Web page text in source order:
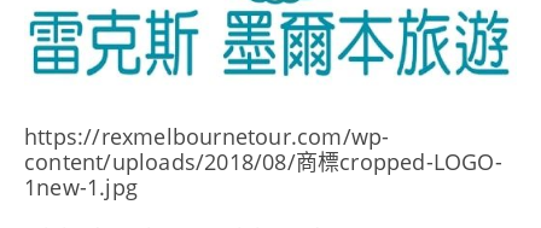
https://rexmelbournetour.com/wp-
content/uploads/2018/08/商標cropped-LOGO-
1new-1.jpg